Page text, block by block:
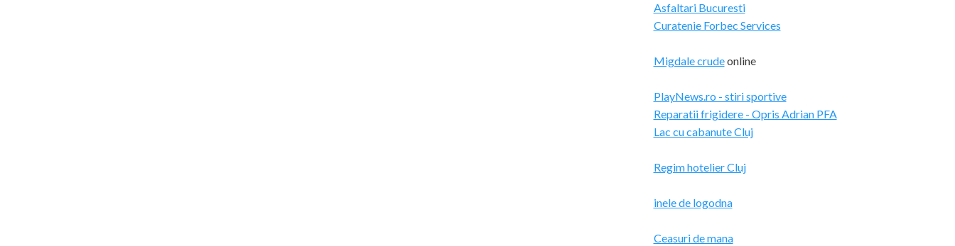
Asfaltari Bucuresti
Curatenie Forbec Services
Migdale crudeonline
PlayNews.ro - stiri sportive
Reparatii frigidere - Opris Adrian PFA
Lac cu cabanute Cluj
Regim hotelier Cluj
inele de logodna
Ceasuri de mana